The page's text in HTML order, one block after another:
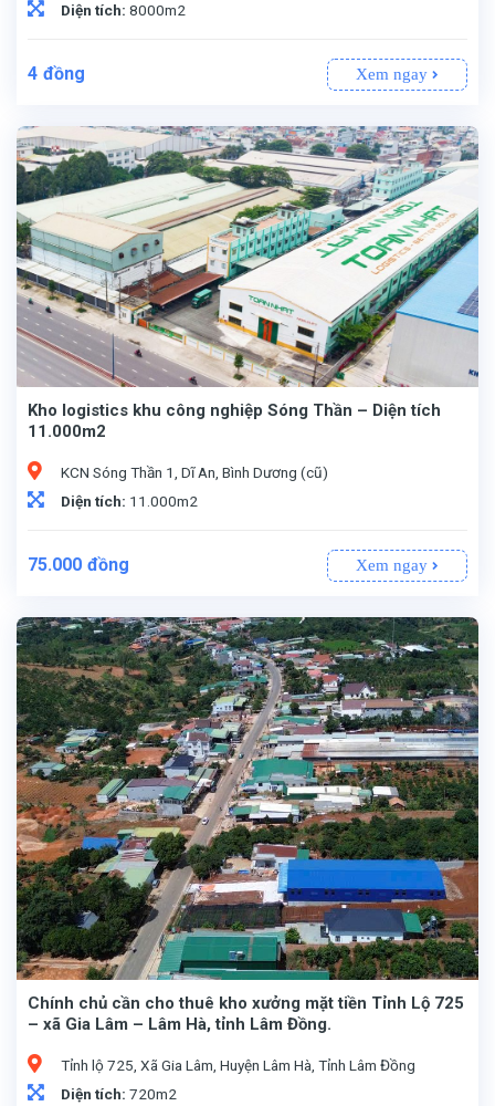
Diện tích: 8000m2
4 đồng Xem ngay
Kho logistics khu công nghiệp Sóng Thần – Diện tích
11.000m2
KCN Sóng Thần 1, Dĩ An, Bình Dương (cũ)
Diện tích: 11.000m2
75.000 đồng Xem ngay
Chính chủ cần cho thuê kho xưởng mặt tiền Tỉnh Lộ 725
– xã Gia Lâm – Lâm Hà, tỉnh Lâm Đồng.
Tỉnh lộ 725, Xã Gia Lâm, Huyện Lâm Hà, Tỉnh Lâm Đồng
Diện tích: 720m2